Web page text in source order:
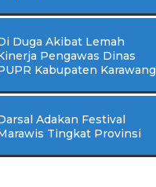
Duga Akibat Lemah
Pengawas Dinas
Kabupaten Karawang
Adakan Festival
Tingkat Provinsi